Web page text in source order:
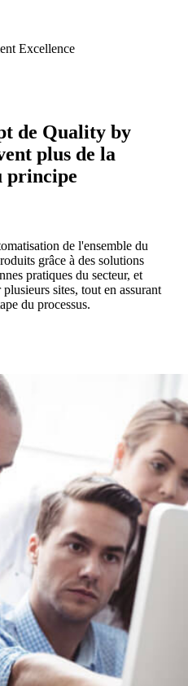
Excellence
de Quality by
plus de la
principe
de l'ensemble du
grâce à des solutions
pratiques du secteur, et
sites, tout en assurant
du processus.